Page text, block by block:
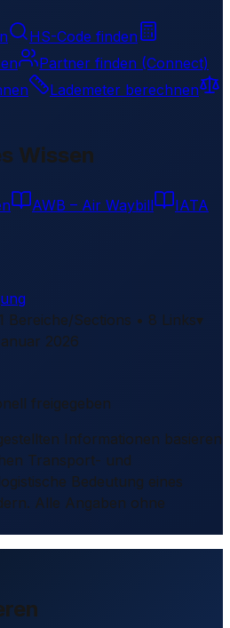
HS-Code finden
Partner finden (Connect)
Lademeter berechnen
Wissen
AWB – Air Waybill IATA
1 Bereiche/Sections • 8 Links▾
2026
freigegeben
Informationen basieren
Transport- und
Bedeutung eines
Alle Angaben ohne